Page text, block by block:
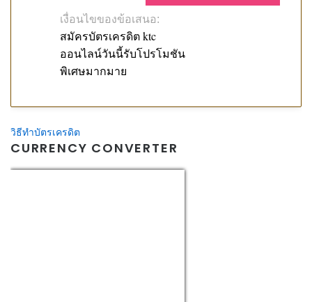
เงื่อนไขของข้อเสนอ:
สมัครบัตรเครดิต ktc
ออนไลน์วันนี้รับโปรโมชัน
พิเศษมากมาย
วิธีทําบัตรเครดิต
CURRENCY CONVERTER